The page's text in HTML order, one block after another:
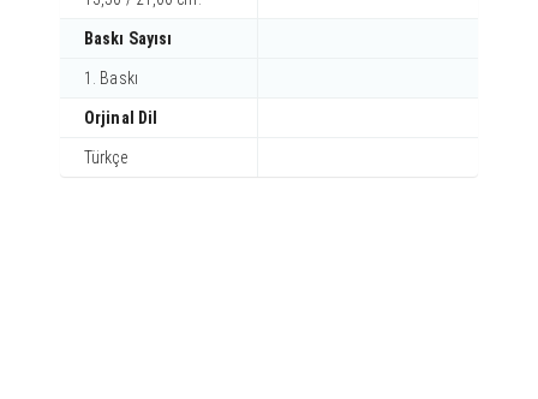
Baskı Sayısı
1. Baskı
Orjinal Dil
Türkçe